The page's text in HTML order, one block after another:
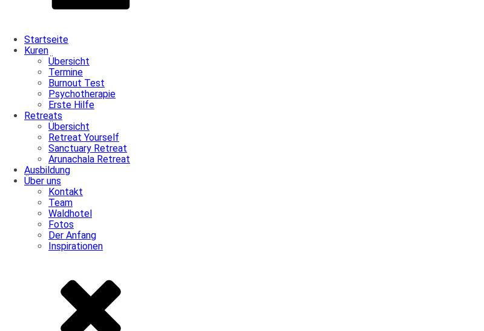
Startseite
Kuren
Übersicht
Termine
Burnout Test
Psychotherapie
Erste Hilfe
Retreats
Übersicht
Retreat Yourself
Sanctuary Retreat
Arunachala Retreat
Ausbildung
Über uns
Kontakt
Team
Waldhotel
Fotos
Der Anfang
Inspirationen